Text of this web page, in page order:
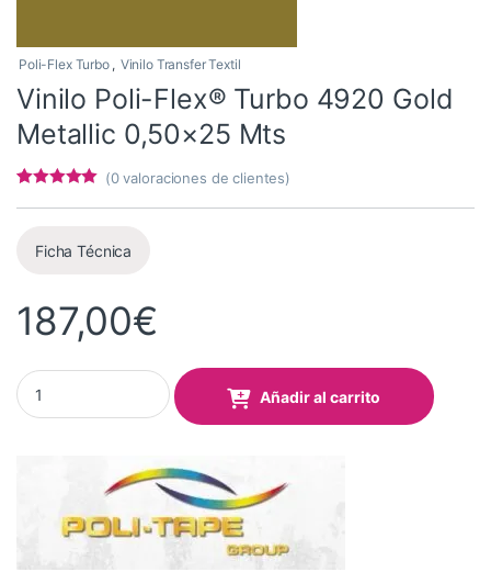
Poli-Flex Turbo , Vinilo Transfer Textil
Vinilo Poli-Flex® Turbo 4920 Gold
Metallic 0,50×25 Mts
valoracione
s de
(0valoraciones de clientes)
Ficha Técnica
187,00€
Vinilo Poli-Flex® Turbo 4920 Gold Metallic 0,50x25 Mts quantity
Añadir al carrito